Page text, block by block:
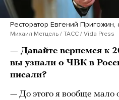
Ресторатор Евгений Пригожин,
Михаил Метцель / ТАСС / Vida Press
— Давайте вернемся к
вы узнали о ЧВК в
писали?
— До этого я вообще мало